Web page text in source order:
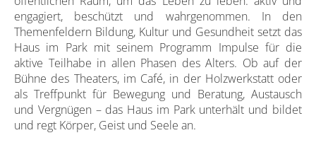
engagiert, beschützt und wahrgenommen. In den
Themenfeldern Bildung, Kultur und Gesundheit setzt das
Haus im Park mit seinem Programm Impulse für die
aktive Teilhabe in allen Phasen des Alters. Ob auf der
Bühne des Theaters, im Café, in der Holzwerkstatt oder
als Treffpunkt für Bewegung und Beratung, Austausch
und Vergnügen – das Haus im Park unterhält und bildet
und regt Körper, Geist und Seele an.